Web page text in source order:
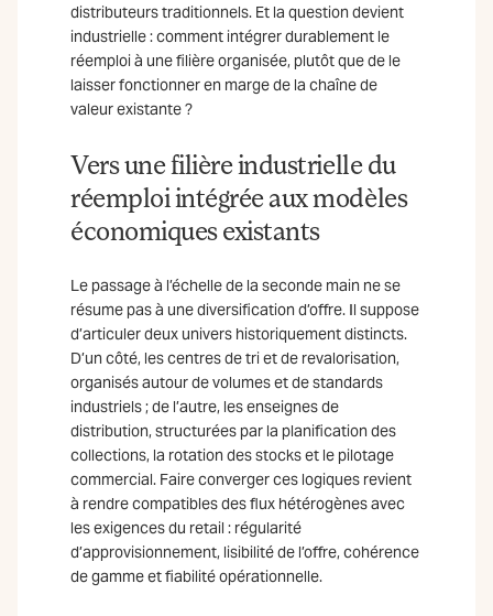
distributeurs traditionnels. Et la question devient
industrielle : comment intégrer durablement le
réemploi à une filière organisée, plutôt que de le
laisser fonctionner en marge de la chaîne de
valeur existante ?
Vers une filière industrielle du
réemploi intégrée aux modèles
économiques existants
Le passage à l’échelle de la seconde main ne se
résume pas à une diversification d’offre. Il suppose
d’articuler deux univers historiquement distincts.
D’un côté, les centres de tri et de revalorisation,
organisés autour de volumes et de standards
industriels ; de l’autre, les enseignes de
distribution, structurées par la planification des
collections, la rotation des stocks et le pilotage
commercial. Faire converger ces logiques revient
à rendre compatibles des flux hétérogènes avec
les exigences du retail : régularité
d’approvisionnement, lisibilité de l’offre, cohérence
de gamme et fiabilité opérationnelle.